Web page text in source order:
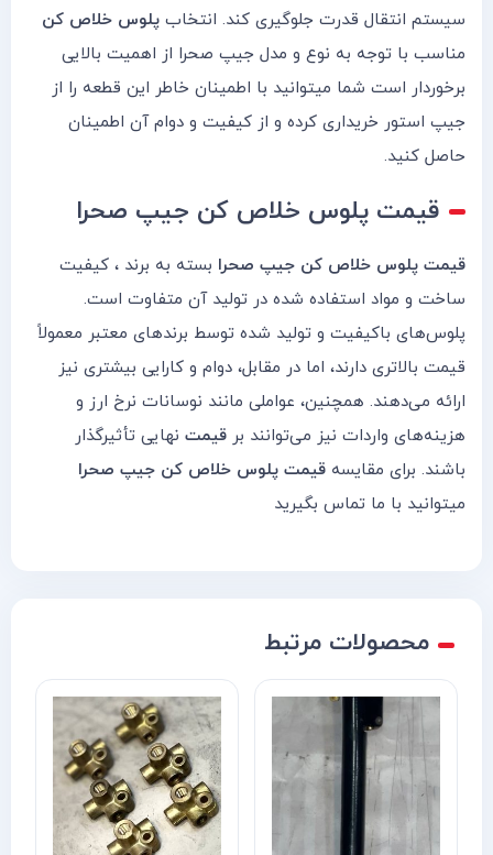
سیستم انتقال قدرت جلوگیری کند. انتخاب پلوس خلاص کن
مناسب با توجه به نوع و مدل جیپ صحرا از اهمیت بالایی
برخوردار است شما میتوانید با اطمینان خاطر این قطعه را از
جیپ استور خریداری کرده و از کیفیت و دوام آن اطمینان
حاصل کنید.
قیمت پلوس خلاص کن جیپ صحرا
قیمت پلوس خلاص کن جیپ صحرا بسته به برند ، کیفیت
ساخت و مواد استفاده شده در تولید آن متفاوت است.
پلوس‌های باکیفیت و تولید شده توسط برندهای معتبر معمولاً
قیمت بالاتری دارند، اما در مقابل، دوام و کارایی بیشتری نیز
ارائه می‌دهند. همچنین، عواملی مانند نوسانات نرخ ارز و
هزینه‌های واردات نیز می‌توانند بر قیمت نهایی تأثیرگذار
باشند. برای مقایسه قیمت پلوس خلاص کن جیپ صحرا
میتوانید با ما تماس بگیرید
محصولات مرتبط